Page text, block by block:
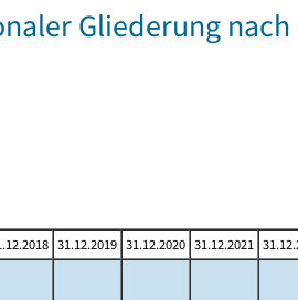
Gliederung
31.12.2019 31.12.2020 31.12.2021